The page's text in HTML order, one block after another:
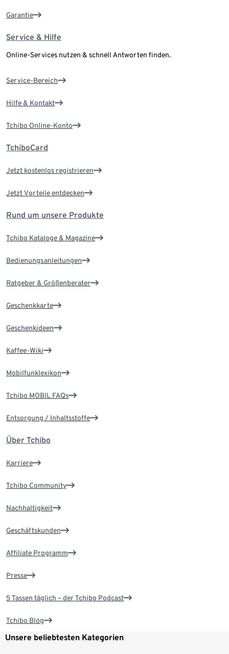
Garantie
Service & Hilfe
Online-Services nutzen & schnell Antworten finden.
Service-Bereich
Hilfe & Kontakt
Tchibo Online-Konto
TchiboCard
Jetzt kostenlos registrieren
Jetzt Vorteile entdecken
Rund um unsere Produkte
Tchibo Kataloge & Magazine
Bedienungsanleitungen
Ratgeber & Größenberater
Geschenkkarte
Geschenkideen
Kaffee-Wiki
Mobilfunklexikon
Tchibo MOBIL FAQs
Entsorgung / Inhaltsstoffe
Über Tchibo
Karriere
Tchibo Community
Nachhaltigkeit
Geschäftskunden
Affiliate Programm
Presse
5 Tassen täglich – der Tchibo Podcast
Tchibo Blog
Unsere beliebtesten Kategorien